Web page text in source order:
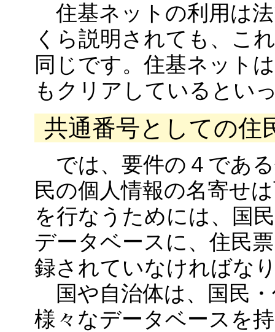
住基ネットの利用は
くら説明されても、こ
同じです。住基ネット
もクリアしているとい
共通番号としての住
では、要件の４であ
民の個人情報の名寄せ
を行なうためには、国
データベースに、住民
録されていなければな
国や自治体は、国民
様々なデータベースを